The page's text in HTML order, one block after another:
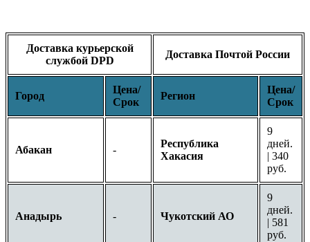
Доставка курьерской
службой DPD
Доставка Почтой России
Город
Цена/
Срок
Регион
Цена/
Срок
Абакан -
Республика
Хакасия
9
дней.
| 340
руб.
Анадырь - Чукотский АО
9
дней.
| 581
руб.